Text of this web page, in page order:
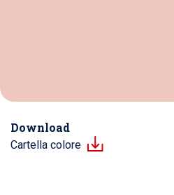
Download
Cartella colore